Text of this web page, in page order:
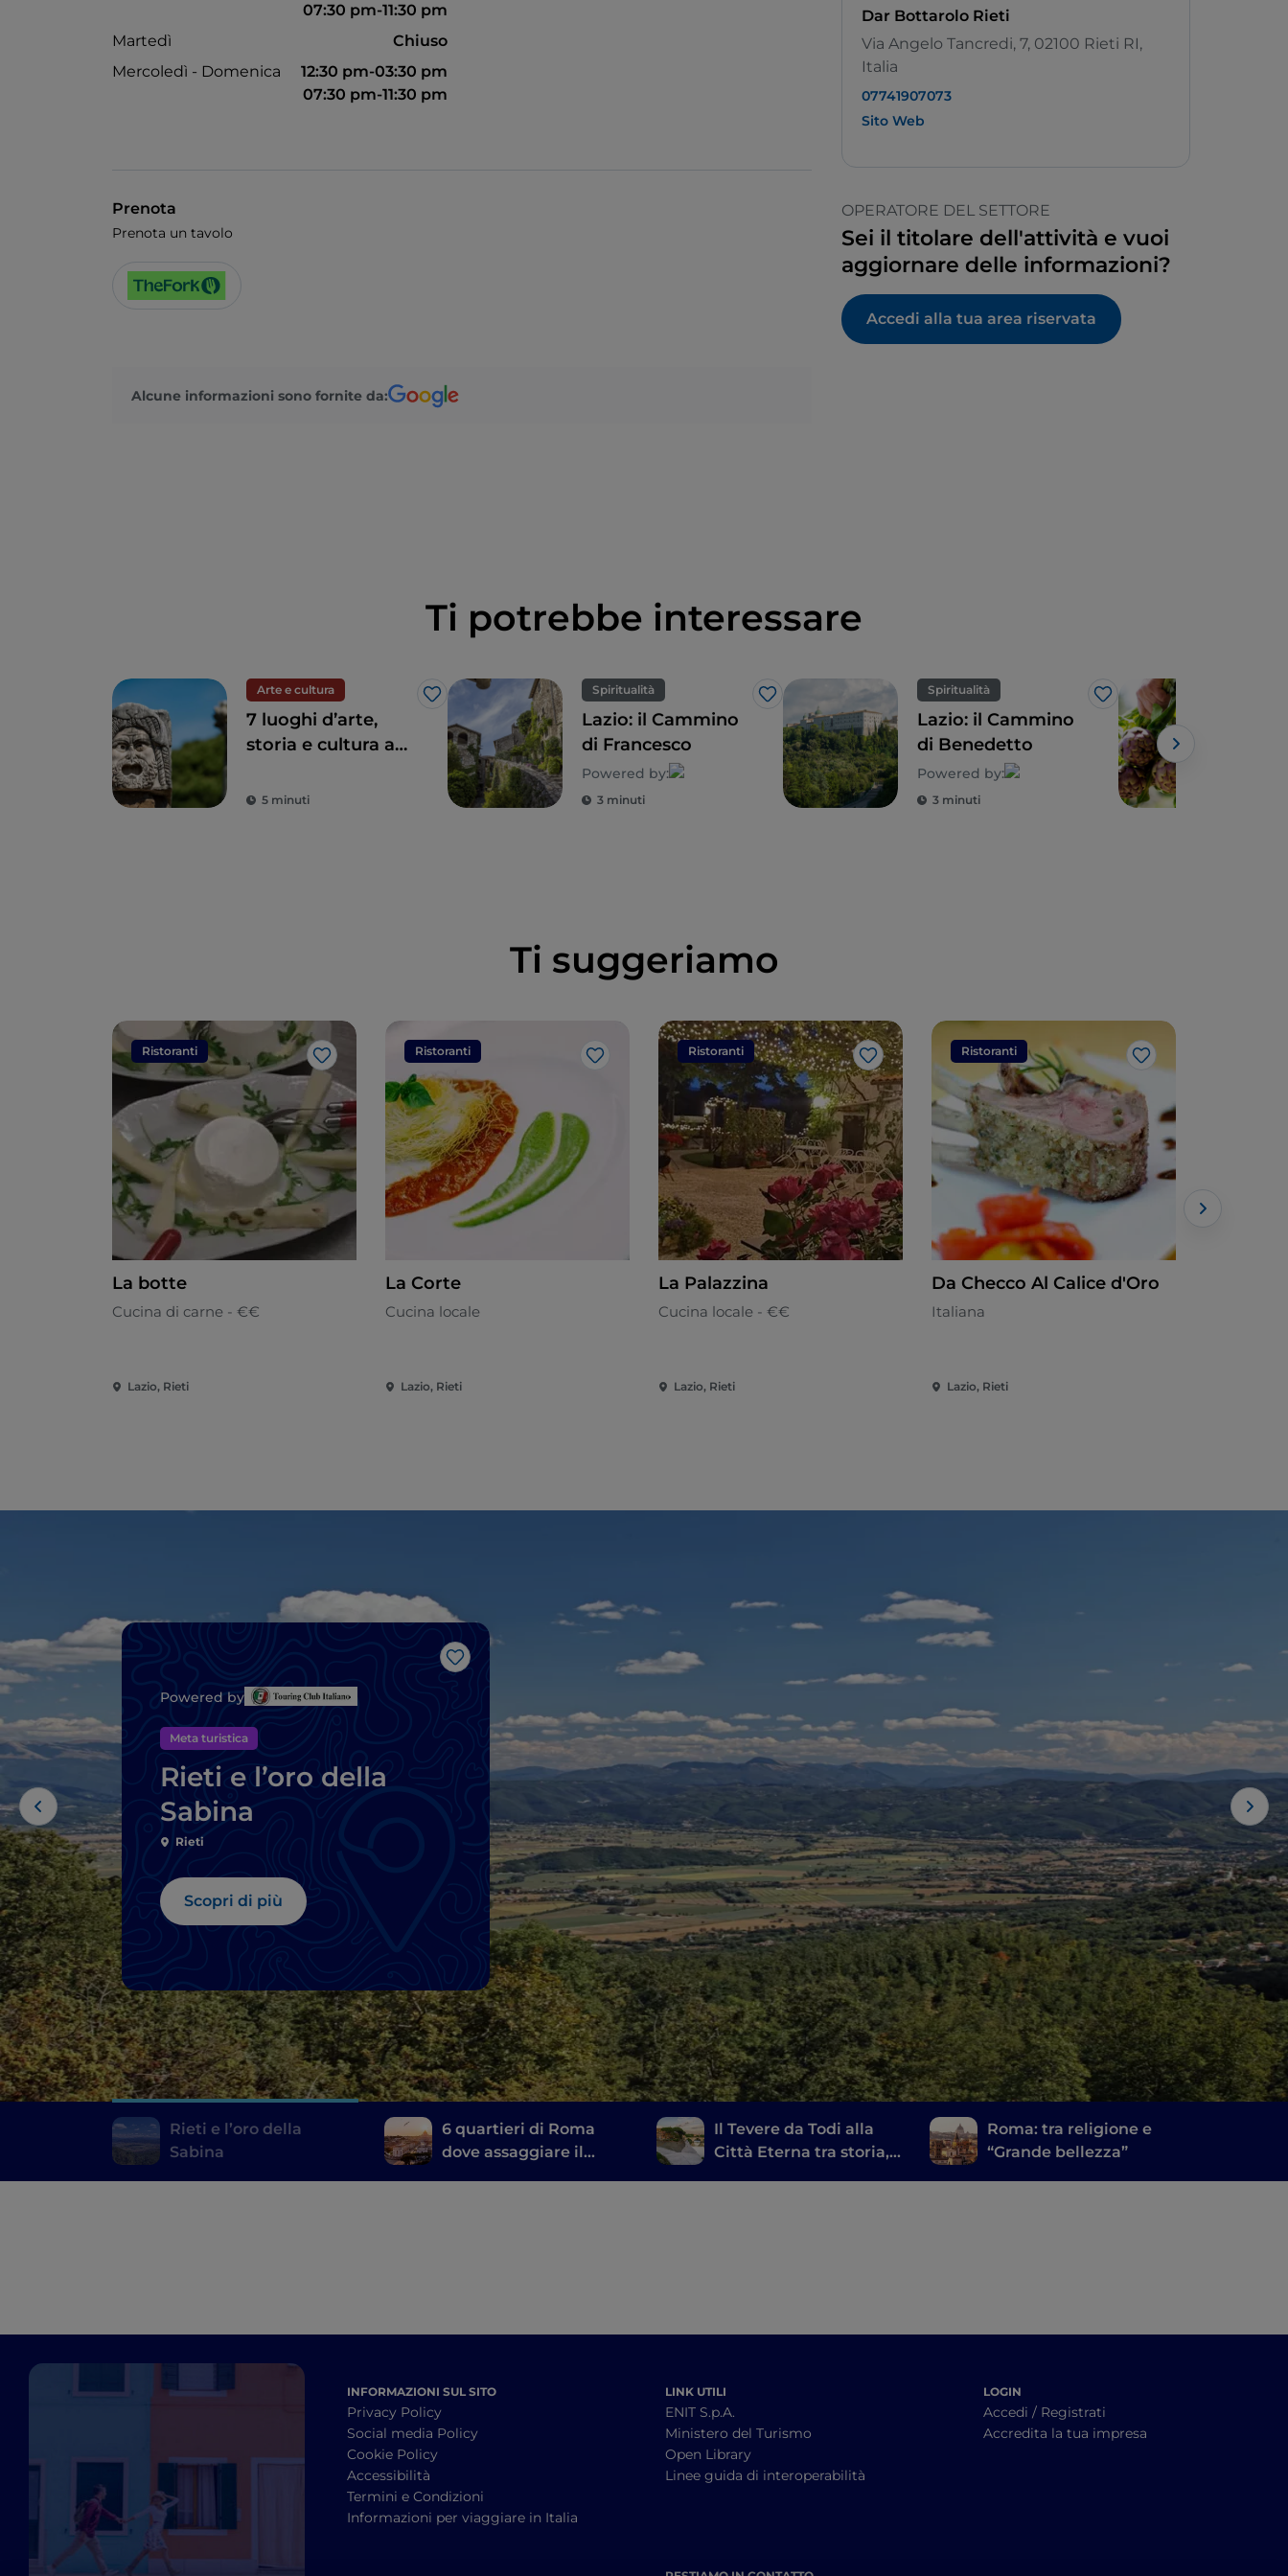
07:30 pm-11:30 pm
Martedì
Chiuso
Mercoledì - Domenica
12:30 pm-03:30 pm
07:30 pm-11:30 pm
Prenota
Prenota un tavolo
Alcune informazioni sono fornite da:
Dar Bottarolo Rieti
Via Angelo Tancredi, 7, 02100 Rieti RI,
Italia
07741907073
Sito Web
OPERATORE DEL SETTORE
Sei il titolare dell'attività e vuoi
aggiornare delle informazioni?
Accedi alla tua area riservata
Ti potrebbe interessare
Arte e cultura
Like
7 luoghi d’arte,
storia e cultura a
5 minuti
Spiritualità
Like
Lazio: il Cammino
di Francesco
Powered by:
3 minuti
Spiritualità
Like
Lazio: il Cammino
di Benedetto
Powered by:
3 minuti
Ti suggeriamo
Ristoranti
Like
La botte
Cucina di carne - €€
Lazio, Rieti
Ristoranti
Like
La Corte
Cucina locale
Lazio, Rieti
Ristoranti
Like
La Palazzina
Cucina locale - €€
Lazio, Rieti
Ristoranti
Like
Da Checco Al Calice d'Oro
Italiana
Lazio, Rieti
Like
Powered by
Meta turistica
Rieti e l’oro della
Sabina
Rieti
Scopri di più
Rieti e l’oro della
Sabina
6 quartieri di Roma
dove assaggiare il
Il Tevere da Todi alla
Città Eterna tra storia,
Roma: tra religione e
“Grande bellezza”
INFORMAZIONI SUL SITO
Privacy Policy
Social media Policy
Cookie Policy
Accessibilità
Termini e Condizioni
Informazioni per viaggiare in Italia
LINK UTILI
ENIT S.p.A.
Ministero del Turismo
Open Library
Linee guida di interoperabilità
LOGIN
Accedi / Registrati
Accredita la tua impresa